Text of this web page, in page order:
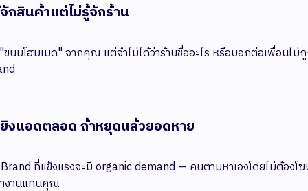
กสินค้าแต่ไม่รู้จักร้าน
นมโฮมเมด" จากคุณ แต่จำไม่ได้ว่าร้านชื่ออะไร หรือบอกต่อเพื่อนไ
งแอดตลอด ถ้าหยุดแล้วยอดหาย
ที่แข็งแรงจะมี organic demand — คนตามหาเองโดยไม่ต้อง
งานแทนคุณ